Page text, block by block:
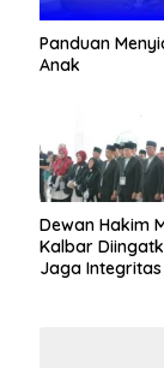
Panduan
Anak
Dewan Hakim
Kalbar
Jaga